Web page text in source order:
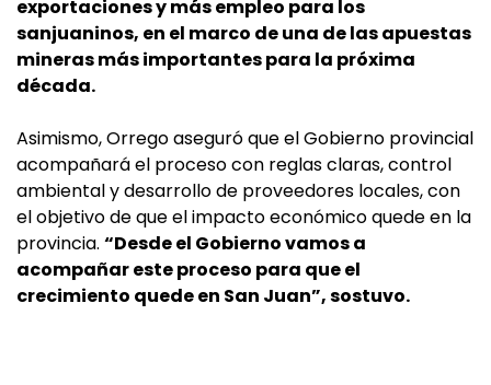
exportaciones y más empleo para los
sanjuaninos, en el marco de una de las apuestas
mineras más importantes para la próxima
década.
Asimismo, Orrego aseguró que el Gobierno provincial
acompañará el proceso con reglas claras, control
ambiental y desarrollo de proveedores locales, con
el objetivo de que el impacto económico quede en la
provincia. “Desde el Gobierno vamos a
acompañar este proceso para que el
crecimiento quede en San Juan”, sostuvo.